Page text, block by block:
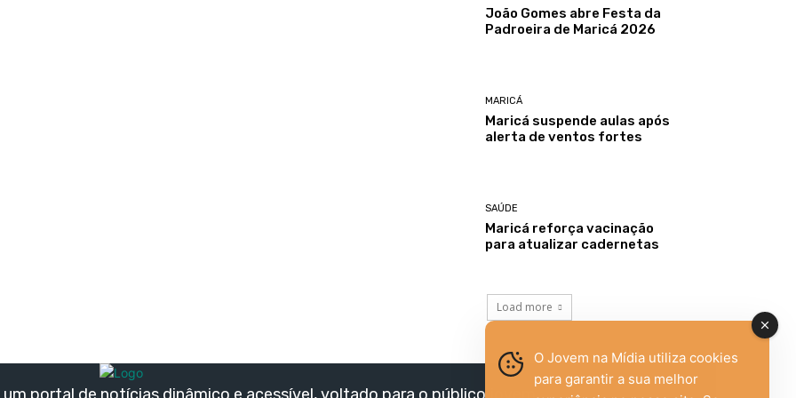
João Gomes abre Festa da
Padroeira de Maricá 2026
MARICÁ
Maricá suspende aulas após
alerta de ventos fortes
SAÚDE
Maricá reforça vacinação
para atualizar cadernetas
Load more
um portal de notícias dinâmico e acessível, voltado para o público jovem,
O Jovem na Mídia utiliza cookies
para garantir a sua melhor